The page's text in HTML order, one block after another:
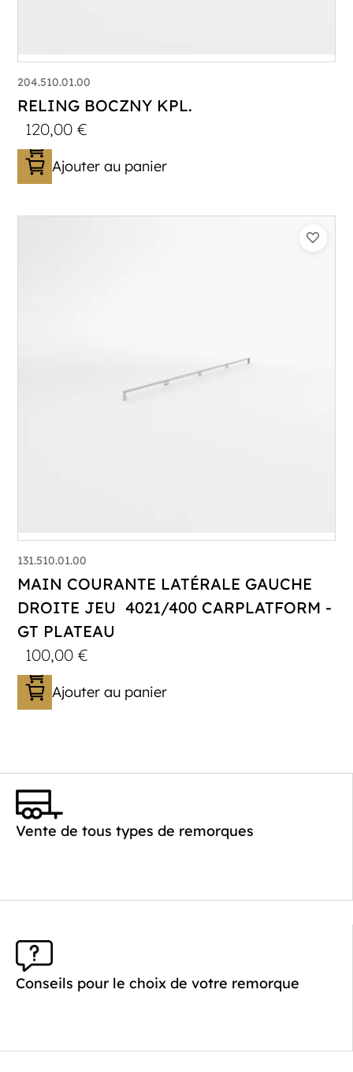
204.510.01.00
RELING BOCZNY KPL.
120,00€
Ajouter au panier
131.510.01.00
MAIN COURANTE LATÉRALE GAUCHE
DROITE JEU 4021/400 CARPLATFORM -
GT PLATEAU
100,00€
Ajouter au panier
Vente de tous types de remorques
Conseils pour le choix de votre remorque